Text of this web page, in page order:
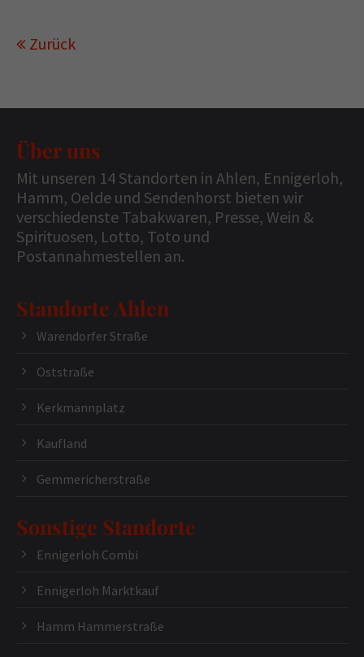
Zurück
Über uns
Mit unseren 14 Standorten in Ahlen, Ennigerloh,
Hamm, Oelde und Sendenhorst bieten wir
verschiedenste Tabakwaren, Presse, Wein &
Spirituosen, Lotto, Toto und
Postannahmestellen an.
Standorte Ahlen
Warendorfer Straße
Oststraße
Kerkmannplatz
Kaufland
Gemmericherstraße
Sonstige Standorte
Ennigerloh Combi
Ennigerloh Marktkauf
Hamm Hammerstraße